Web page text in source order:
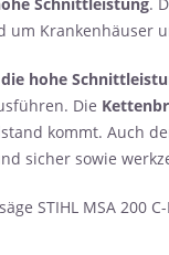
um Krankenhäuser
hohe
Die
kommt. Auch
sicher sowie
STIHL MSA 200